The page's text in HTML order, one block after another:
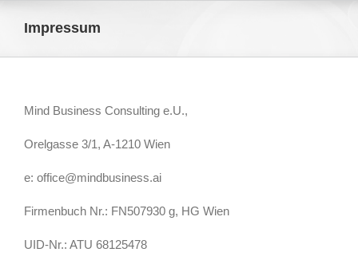
Impressum
Mind Business Consulting e.U.,
Orelgasse 3/1, A-1210 Wien
e: office@mindbusiness.ai
Firmenbuch Nr.: FN507930 g, HG Wien
UID-Nr.: ATU 68125478